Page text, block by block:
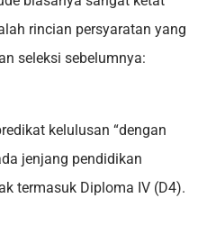
rincian persyaratan yang
seleksi sebelumnya:
kelulusan “dengan
jenjang pendidikan
termasuk Diploma IV (D4).